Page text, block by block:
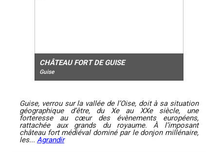
CHÂTEAU FORT DE GUISE
Guise
Guise, verrou sur la vallée de l’Oise, doit à sa situation
géographique d’être, du Xe au XXe siècle, une
forteresse au cœur des évènements européens,
rattachée aux grands du royaume. À l’imposant
château fort médiéval dominé par le donjon millénaire,
les... Agrandir